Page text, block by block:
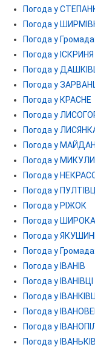
Погода у
Погода у
Погода у
Погода у ІСКРИНЯ
Погода у
Погода у
Погода у КРАСНЕ
Погода у
Погода у
Погода у МАЙДАН
Погода у
Погода у
Погода у ПУЛТІВЦІ
Погода у РІЖОК
Погода у
Погода у
Погода у
Погода у ІВАНІВ
Погода у ІВАНІВЦІ
Погода у
Погода у
Погода у
Погода у ІВАНЬКІВ